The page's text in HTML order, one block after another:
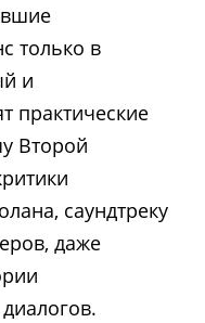
только в
и
практические
Второй
саундтреку
даже